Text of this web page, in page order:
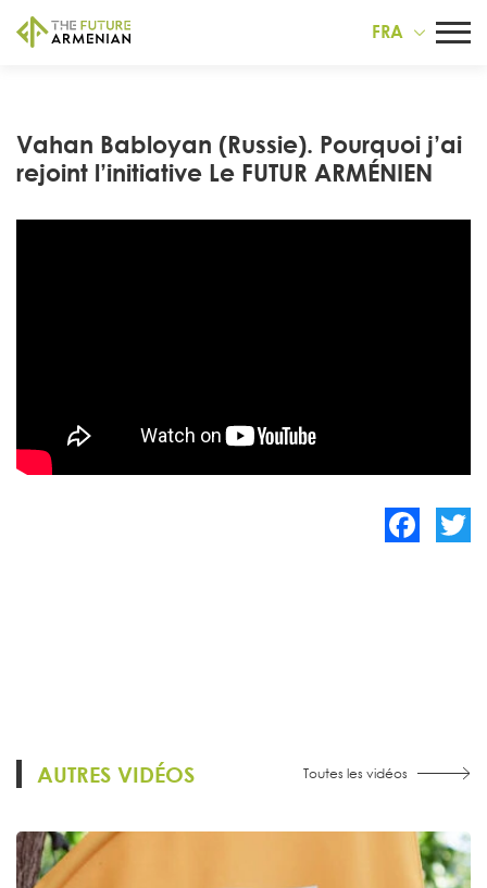
FRA
Vahan Babloyan (Russie). Pourquoi j’ai
rejoint l’initiative Le FUTUR ARMÉNIEN
AUTRES VIDÉOS Toutes les vidéos